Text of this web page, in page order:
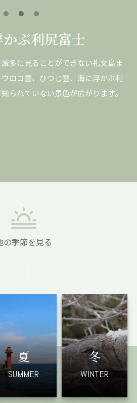
ぶ利尻富士
多に見ることができない礼文島ま
ロコ雲、ひつじ雲、海に浮かぶ利
られていない景色が広がります。
の季節を見る
夏
SUMMER
冬
WINTER